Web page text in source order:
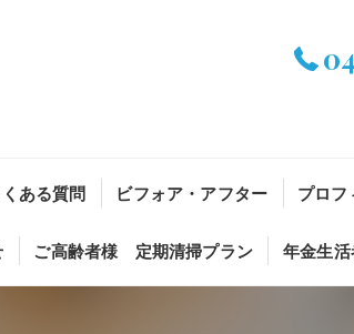
ある質問 ビフォア・アフター プロフ
ご高齢者様 定期清掃プラン 年金生